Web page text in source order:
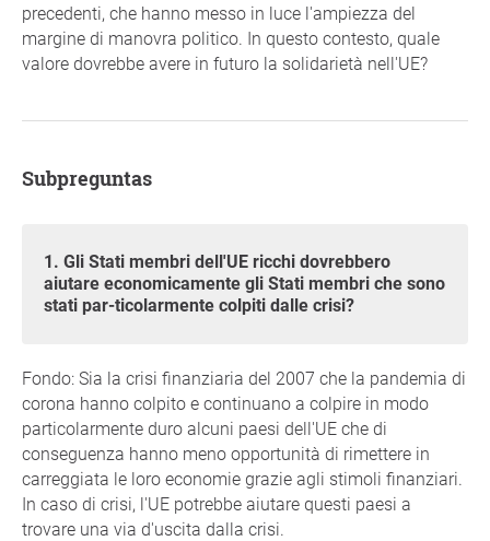
precedenti, che hanno messo in luce l'ampiezza del
margine di manovra politico. In questo contesto, quale
valore dovrebbe avere in futuro la solidarietà nell'UE?
Subpreguntas
1. Gli Stati membri dell'UE ricchi dovrebbero
aiutare economicamente gli Stati membri che sono
stati par-ticolarmente colpiti dalle crisi?
Fondo: Sia la crisi finanziaria del 2007 che la pandemia di
corona hanno colpito e continuano a colpire in modo
particolarmente duro alcuni paesi dell'UE che di
conseguenza hanno meno opportunità di rimettere in
carreggiata le loro economie grazie agli stimoli finanziari.
In caso di crisi, l'UE potrebbe aiutare questi paesi a
trovare una via d'uscita dalla crisi.